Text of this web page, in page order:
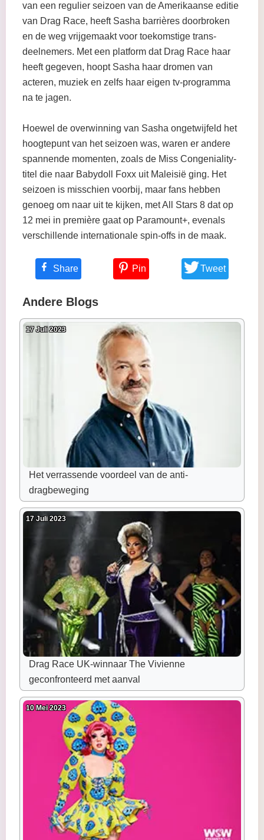
van een regulier seizoen van de Amerikaanse editie
van Drag Race, heeft Sasha barrières doorbroken
en de weg vrijgemaakt voor toekomstige trans-
deelnemers. Met een platform dat Drag Race haar
heeft gegeven, hoopt Sasha haar dromen van
acteren, muziek en zelfs haar eigen tv-programma
na te jagen.
Hoewel de overwinning van Sasha ongetwijfeld het
hoogtepunt van het seizoen was, waren er andere
spannende momenten, zoals de Miss Congeniality-
titel die naar Babydoll Foxx uit Maleisië ging. Het
seizoen is misschien voorbij, maar fans hebben
genoeg om naar uit te kijken, met All Stars 8 dat op
12 mei in première gaat op Paramount+, evenals
verschillende internationale spin-offs in de maak.
Share Pin Tweet
Andere Blogs
17 Juli 2023
Het verrassende voordeel van de anti-
dragbeweging
17 Juli 2023
Drag Race UK-winnaar The Vivienne
geconfronteerd met aanval
10 Mei 2023